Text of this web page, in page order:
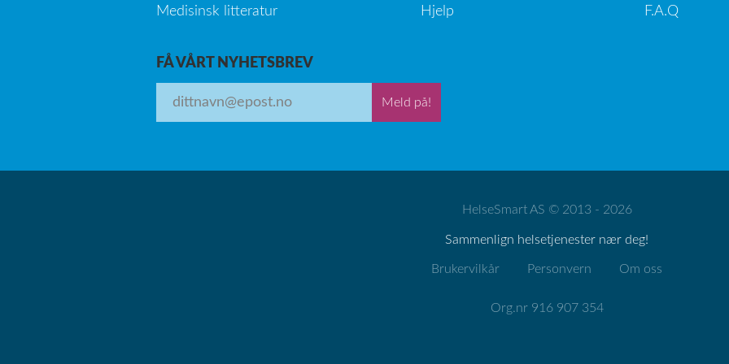
Medisinsk litteratur
Hjelp
F.A.Q
FÅ VÅRT NYHETSBREV
Meld på!
HelseSmart AS © 2013 - 2026
Sammenlign helsetjenester nær deg!
Brukervilkår Personvern Om oss
Org.nr 916 907 354